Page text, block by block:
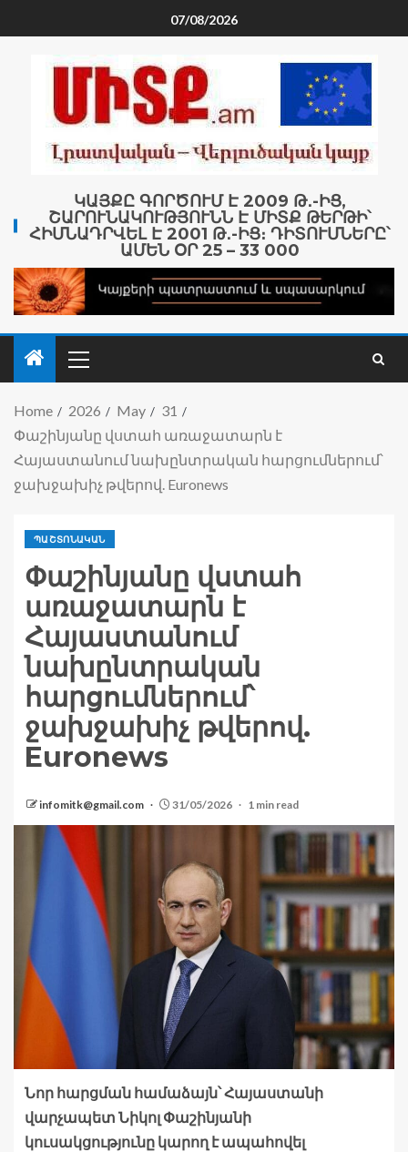
07/08/2026
ԿԱՅՔԸ ԳՈՐԾՈՒՄ Է 2009 Թ․-ԻՑ,
ՇԱՐՈՒՆԱԿՈՒԹՅՈՒՆՆ Է ՄԻՏՔ ԹԵՐԹԻ՝
ՀԻՄՆԱԴՐՎԵԼ Է 2001 Թ․-ԻՑ։ ԴԻՏՈՒՄՆԵՐԸ՝
ԱՄԵՆ ՕՐ 25 – 33 000
Home 2026 May
31
Փաշինյանը վստահ առաջատարն է
Հայաստանում նախընտրական հարցումներում՝
ջախջախիչ թվերով. Euronews
ՊԱՇՏՈՆԱԿԱՆ
Փաշինյանը վստահ
առաջատարն է
Հայաստանում
նախընտրական
հարցումներում՝
ջախջախիչ թվերով.
Euronews
infomitk@gmail.com 31/05/2026 1 min read
Նոր հարցման համաձայն՝ Հայաստանի
վարչապետ Նիկոլ Փաշինյանի
կուսակցությունը կարող է ապահովել